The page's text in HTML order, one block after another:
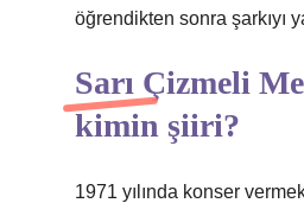
öğrendikten sonra şarkıyı
Sarı Çizmeli
kimin şiiri?
1971 yılında konser